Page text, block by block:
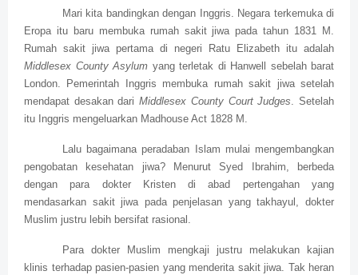
Mari kita bandingkan dengan Inggris. Negara terkemuka di
Eropa itu baru membuka rumah sakit jiwa pada tahun 1831 M.
Rumah sakit jiwa pertama di negeri Ratu Elizabeth itu adalah
Middlesex County Asylum yang terletak di Hanwell sebelah barat
London. Pemerintah Inggris membuka rumah sakit jiwa setelah
mendapat desakan dariMiddlesex County Court Judges. Setelah
itu Inggris mengeluarkan Madhouse Act 1828 M.
Lalu bagaimana peradaban Islam mulai mengembangkan
pengobatan kesehatan jiwa? Menurut Syed Ibrahim, berbeda
dengan para dokter Kristen di abad pertengahan yang
mendasarkan sakit jiwa pada penjelasan yang takhayul, dokter
Muslim justru lebih bersifat rasional.
Para dokter Muslim mengkaji justru melakukan kajian
klinis terhadap pasien-pasien yang menderita sakit jiwa. Tak heran